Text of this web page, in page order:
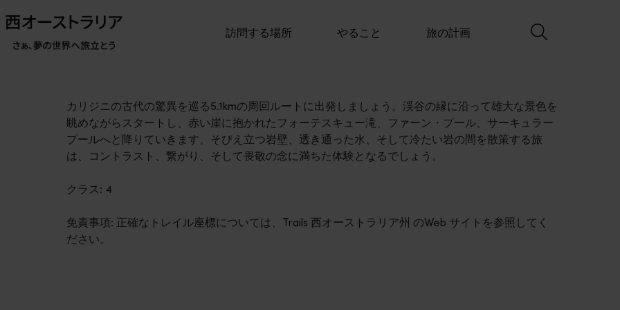
訪問する場所 やること 旅の計画
カリジニの古代の驚異を巡る5.1kmの周回ルートに出発しましょう。渓谷の縁に沿って雄大な景色を
眺めながらスタートし、赤い崖に抱かれたフォーテスキュー滝、ファーン・プール、サーキュラー
プールへと降りていきます。そびえ立つ岩壁、透き通った水、そして冷たい岩の間を散策する旅
は、コントラスト、繋がり、そして畏敬の念に満ちた体験となるでしょう。
クラス: 4
免責事項: 正確なトレイル座標については、Trails 西オーストラリア州 のWeb サイトを参照してく
ださい。